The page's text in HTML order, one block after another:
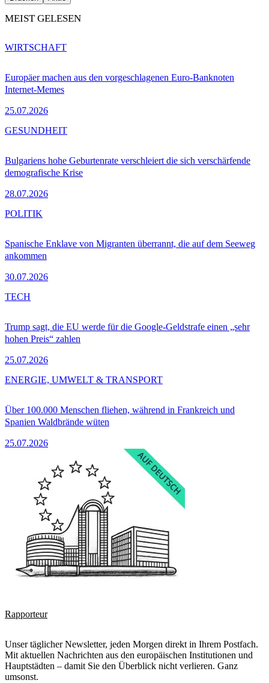
MEIST GELESEN
Europäer machen aus den vorgeschlagenen Euro-Banknoten
Internet-Memes
25.07.2026
WIRTSCHAFT
Bulgariens hohe Geburtenrate verschleiert die sich verschärfende
demografische Krise
28.07.2026
GESUNDHEIT
Spanische Enklave von Migranten überrannt, die auf dem Seeweg
ankommen
30.07.2026
POLITIK
Trump sagt, die EU werde für die Google-Geldstrafe einen „sehr
hohen Preis“ zahlen
25.07.2026
TECH
Über 100.000 Menschen fliehen, während in Frankreich und
Spanien Waldbrände wüten
25.07.2026
ENERGIE, UMWELT & TRANSPORT
Rapporteur
Unser täglicher Newsletter, jeden Morgen direkt in Ihrem Postfach.
Mit aktuellen Nachrichten aus den europäischen Institutionen und
Hauptstädten – damit Sie den Überblick nicht verlieren. Ganz
umsonst.